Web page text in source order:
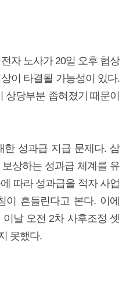
자 노사가 20일 오후 협상
이 타결될 가능성이 있다.
상당부분 좁혀졌기 때문이
한 성과급 지급 문제다. 삼
상하는 성과급 체계를 유
따라 성과급을 적자 사업
이 흔들린다고 본다. 이에
날 오전 2차 사후조정 셋
못했다.